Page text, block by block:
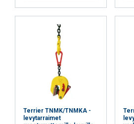
Terrier TNMK/TNMKA -
levytarraimet
Ehdottomasti
välttämättömät
Kohdentavat